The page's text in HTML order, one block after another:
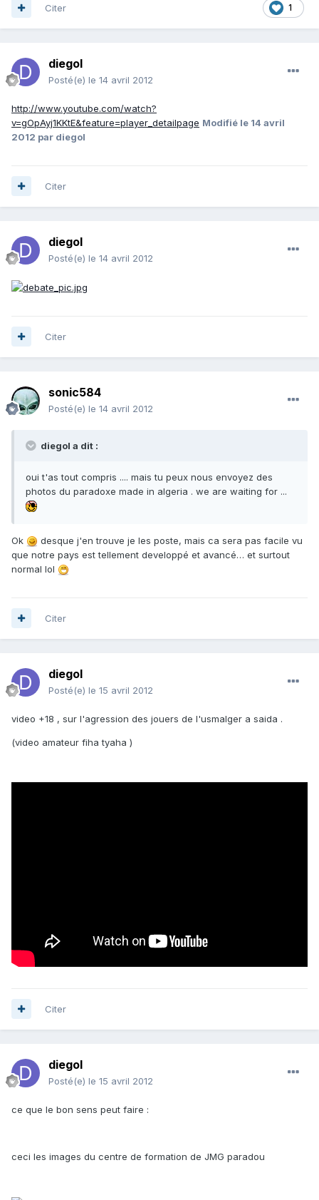
1
Citer
diegol
Posté(e) le 14 avril 2012
http://www.youtube.com/watch?
v=gOpAyj1KKtE&feature=player_detailpage Modifié le 14 avril
2012 par diegol
Citer
diegol
Posté(e) le 14 avril 2012
Citer
sonic584
Posté(e) le 14 avril 2012
diegol a dit :
oui t'as tout compris .... mais tu peux nous envoyez des
photos du paradoxe made in algeria . we are waiting for ...
Ok
desque j'en trouve je les poste, mais ca sera pas facile vu
que notre pays est tellement developpé et avancé… et surtout
normal lol
Citer
diegol
Posté(e) le 15 avril 2012
video +18 , sur l'agression des jouers de l'usmalger a saida .
(video amateur fiha tyaha )
Citer
diegol
Posté(e) le 15 avril 2012
ce que le bon sens peut faire :
ceci les images du centre de formation de JMG paradou